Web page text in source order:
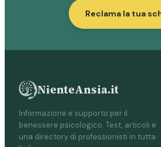
Reclama la tua
NienteAnsia.it
Informazione e supporto per il
benessere psicologico. Test, articoli e
una directory di professionisti in tutta